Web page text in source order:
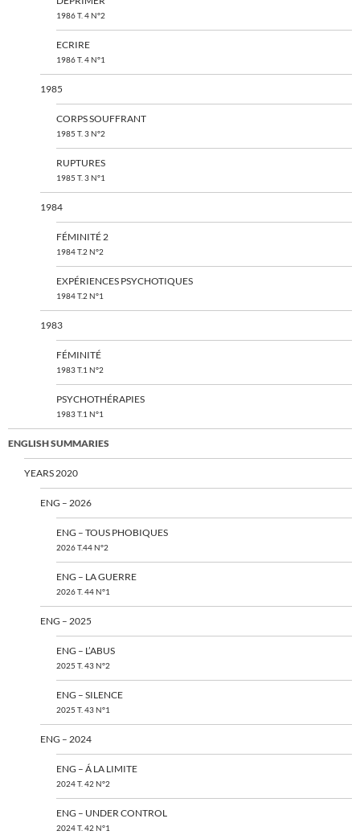
1986 T. 4 N°2
ECRIRE
1986 T. 4 N°1
1985
CORPS SOUFFRANT
1985 T. 3 N°2
RUPTURES
1985 T. 3 N°1
1984
FÉMINITÉ 2
1984 T.2 N°2
EXPÉRIENCES PSYCHOTIQUES
1984 T.2 N°1
1983
FÉMINITÉ
1983 T.1 N°2
PSYCHOTHÉRAPIES
1983 T.1 N°1
ENGLISH SUMMARIES
YEARS 2020
ENG – 2026
ENG – TOUS PHOBIQUES
2026 T.44 N°2
ENG – LA GUERRE
2026 T. 44 N°1
ENG – 2025
ENG – L’ABUS
2025 T. 43 N°2
ENG – SILENCE
2025 T. 43 N°1
ENG – 2024
ENG – Á LA LIMITE
2024 T. 42 N°2
ENG – UNDER CONTROL
2024 T. 42 N°1